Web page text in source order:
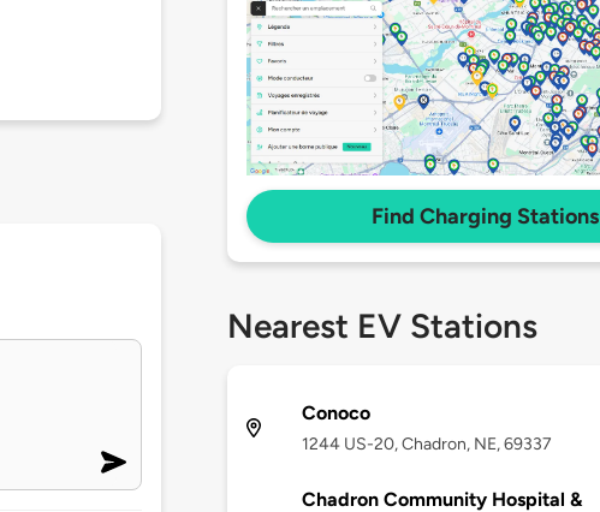
Find Charging Stations
Nearest EV Stations
Conoco
1244 US-20, Chadron, NE, 69337
Chadron Community Hospital &